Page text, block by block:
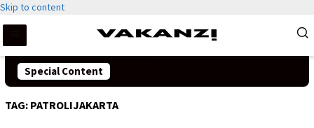
Skip to content
Special Content
TAG: PATROLIJAKARTA